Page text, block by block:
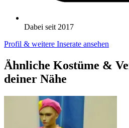
Dabei seit 2017
Profil & weitere Inserate ansehen
Ähnliche Kostüme &
deiner Nähe